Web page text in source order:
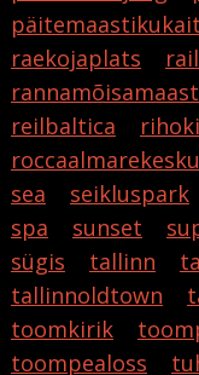
raekojaplats
reilbaltica
sea
seikluspark
spa
sunset
sügis
tallinn
tallinnoldtown
toomkirik
toompealoss